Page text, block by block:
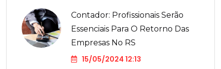
Contador: Profissionais Serão
Essenciais Para O Retorno Das
Empresas No RS
15/05/2024 12:13